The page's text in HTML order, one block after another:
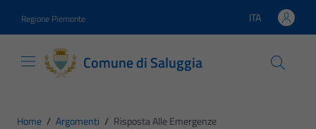
Regione Piemonte Lingua attiva:
ITA
Comune di Saluggia
Home / Argomenti / Risposta Alle Emergenze